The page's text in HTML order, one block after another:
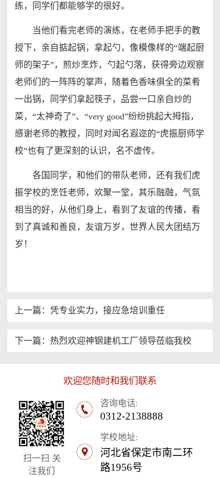
练，同学们都能够学的很好。
当他们看完老师的演练，在老师手把手的教
授下，亲自掂起锅，拿起勺，像模像样的“端起厨
师的架子”，煎炒烹炸，勺起勺落，获得旁边观察
老师们的一阵阵的掌声，随着色香味俱全的菜肴
一出锅，同学们拿起筷子，品尝一口亲自炒的
菜，“太神奇了”、“very good”纷纷挑起大拇指，
感谢老师的教授，同时对闻名遐迩的“虎振厨师学
校”也有了更深刻的认识，名不虚传。
各国同学，和他们的带队老师，还有我们虎
振学校的烹饪老师，欢聚一堂，其乐融融，气氛
相当的好，从他们身上，看到了友谊的传播，看
到了真诚和善良，友谊万岁，世界人民大团结万
岁！
上一篇：凭专业实力，接应急培训重任​
下一篇：热烈欢迎神钢建机工厂领导莅临我校
欢迎您随时和我们联系
扫一扫 关
注我们
咨询电话:
0312-2138888
学校地址:
河北省保定市南二环
路1956号